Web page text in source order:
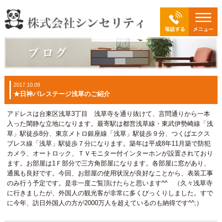
2017.10.09
★日神パレステージ浅草のご紹介
アドレスは台東区浅草3丁目 浅草寺を通り抜けて、言問通りから一本
入った閑静な立地になります。最寄駅は都営浅草線・東武伊勢崎線「浅
草」駅徒歩8分、東京メトロ銀座線「浅草」駅徒歩９分、つくばエクス
プレス線「浅草」駅徒歩７分になります。築年は平成8年11月築で防犯
カメラ、オートロック、ＴＶモニター付インターホンが設置されており
ます。お部屋は1Ｆ部分で三方角部屋になります。各部屋に窓があり、
通風も良好です。今回、お部屋の使用状況が良好なことから、表装工事
のみ行う予定です。是非一度ご覧頂けたらと思います^^ （久々浅草寺
に行きましたが、外国人の観光客が非常に多くびっくりしました。すで
に今年、訪日外国人の方が2000万人を超えているのも納得です^^;）